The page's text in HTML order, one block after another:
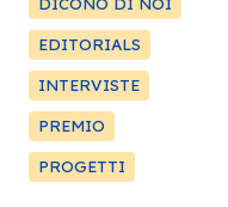
EDITORIALS
INTERVISTE
PREMIO
PROGETTI